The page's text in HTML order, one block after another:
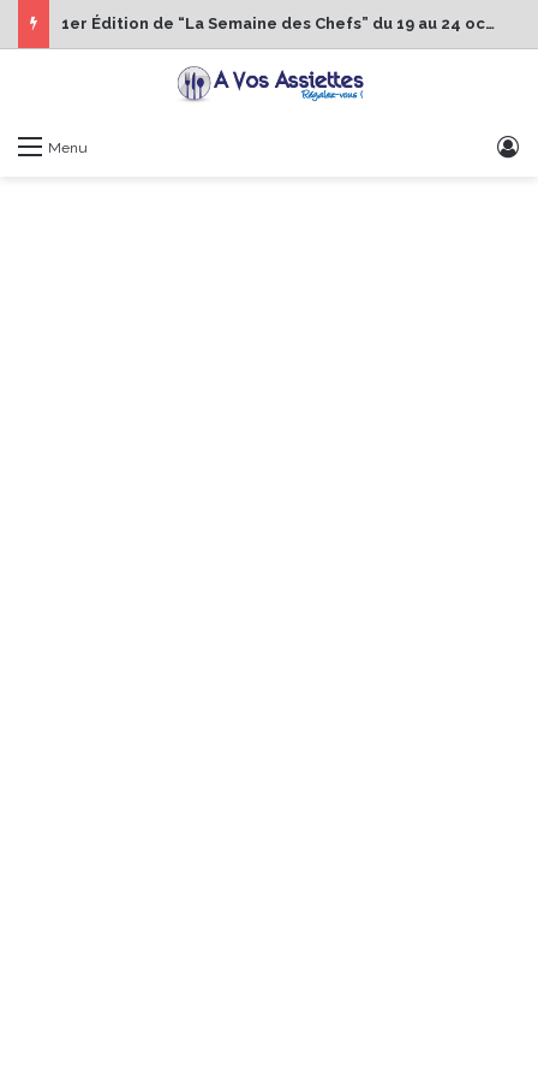
1er Édition de “La Semaine des Chefs” du 19 au 24 octobre 2026
Menu